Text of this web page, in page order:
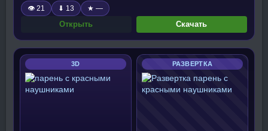
👁 21 ⬇ 13 ★ —
Открыть Скачать
3D РАЗВЕРТКА